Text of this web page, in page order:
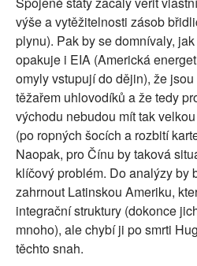
výše a vytěžitelnosti zásob
plynu). Pak by se domnívaly,
opakuje i EIA (Americká
omyly vstupují do dějin), že
těžařem uhlovodíků a že tedy
východu nebudou mít tak
(po ropných šocích a rozbití
Naopak, pro Čínu by taková
klíčový problém. Do analýzy by
zahrnout Latinskou Ameriku,
integrační struktury (dokonce
mnoho), ale chybí ji po smrti
těchto snah.